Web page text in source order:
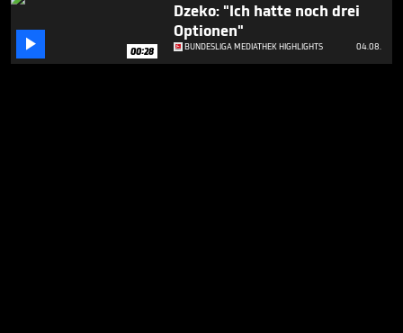
 00:28
Dzeko: "Ich hatte noch drei
Optionen"
BUNDESLIGA MEDIATHEK HIGHLIGHTS 04.08.